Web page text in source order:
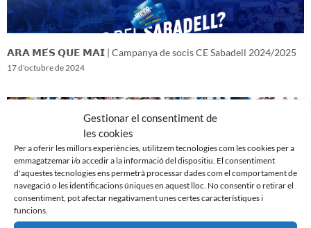
Gestionar el consentiment de
les cookies
Per a oferir les millors experiències, utilitzem tecnologies com les cookies per a
emmagatzemar i/o accedir a la informació del dispositiu. El consentiment
d'aquestes tecnologies ens permetrà processar dades com el comportament de
navegació o les identificacions úniques en aquest lloc. No consentir o retirar el
consentiment, pot afectar negativament unes certes característiques i
funcions.
𝗔𝗥𝗔 𝗠𝗘́𝗦 𝗤𝗨𝗘 𝗠𝗔𝗜 | Campanya de socis CE Sabadell 2024/2025
17 d'octubre de 2024